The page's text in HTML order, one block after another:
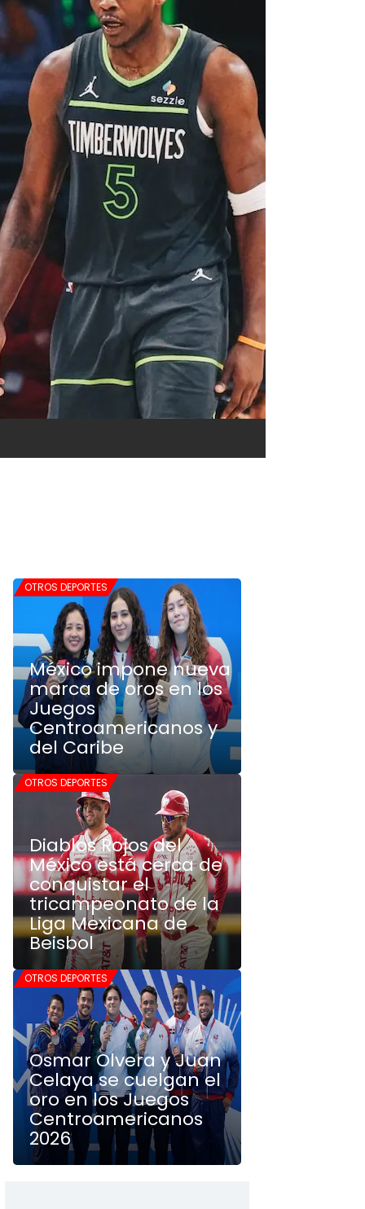
OTROS DEPORTES
México impone nueva
marca de oros en los
Juegos
Centroamericanos y
del Caribe
OTROS DEPORTES
Diablos Rojos del
México está cerca de
conquistar el
tricampeonato de la
Liga Mexicana de
Beisbol
OTROS DEPORTES
Osmar Olvera y Juan
Celaya se cuelgan el
oro en los Juegos
Centroamericanos
2026